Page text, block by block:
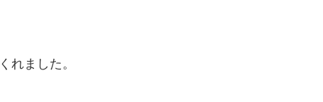
れました。